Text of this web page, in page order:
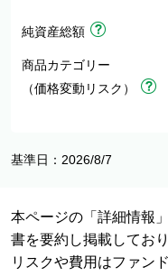
純資産総額
商品カテゴリー
（価格変動リスク）
基準日：2026/8/7
本ページの「詳細情報
書を要約し掲載しており
リスクや費用はファン